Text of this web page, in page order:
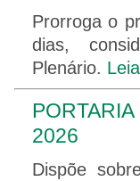
Prorroga o
dias,
Plenário.
2026
Dispõe